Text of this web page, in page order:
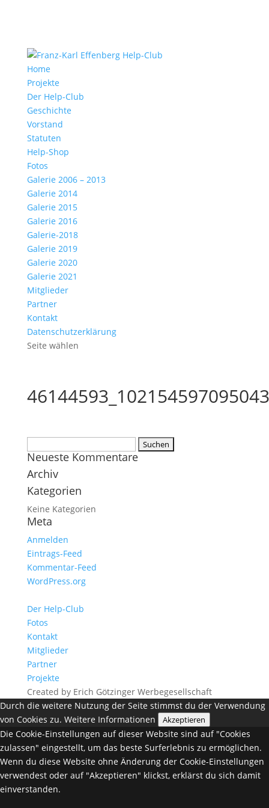
Home
Projekte
Der Help-Club
Geschichte
Vorstand
Statuten
Help-Shop
Fotos
Galerie 2006 – 2013
Galerie 2014
Galerie 2015
Galerie 2016
Galerie-2018
Galerie 2019
Galerie 2020
Galerie 2021
Mitglieder
Partner
Kontakt
Datenschutzerklärung
Seite wählen
nach:
Neueste Kommentare
Archiv
Kategorien
Keine Kategorien
Meta
Anmelden
Eintrags-Feed
Kommentar-Feed
WordPress.org
Der Help-Club
Fotos
Kontakt
Mitglieder
Partner
Projekte
Created by Erich Götzinger Werbegesellschaft
Durch die weitere Nutzung der Seite stimmst du der Verwendung
von Cookies zu. Weitere Informationen Akzeptieren
Die Cookie-Einstellungen auf dieser Website sind auf "Cookies
zulassen" eingestellt, um das beste Surferlebnis zu ermöglichen.
Wenn du diese Website ohne Änderung der Cookie-Einstellungen
verwendest oder auf "Akzeptieren" klickst, erklärst du sich damit
einverstanden.